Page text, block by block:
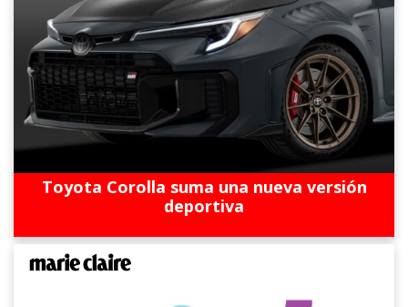
Toyota Corolla suma una nueva versión
deportiva